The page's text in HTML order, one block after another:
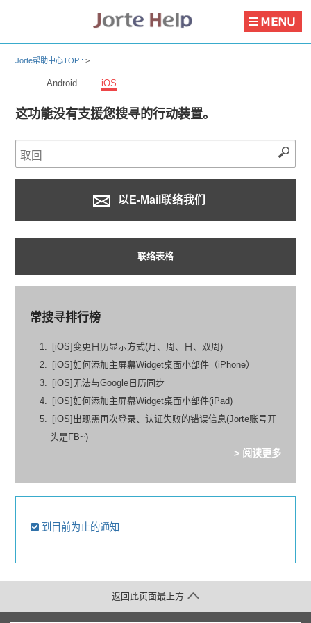
Jorte帮助中心TOP :>
Android iOS
这功能没有支援您搜寻的行动装置。
以E-Mail联络我们
联络表格
常搜寻排行榜
[iOS]变更日历显示方式(月、周、日、双周)
[iOS]如何添加主屏幕Widget桌面小部件（iPhone）
[iOS]无法与Google日历同步
[iOS]如何添加主屏幕Widget桌面小部件(iPad)
[iOS]出现需再次登录、认证失败的错误信息(Jorte账号开
头是FB~)
> 阅读更多
到目前为止的通知
返回此页面最上方